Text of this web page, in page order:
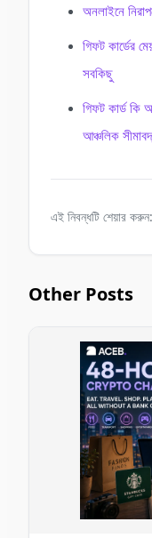
অনলাইনে
গিফট কার্ডের
সবকিছু
গিফট কার্ড
আঞ্চলিক
এই নিবন্ধটি শেয়ার করুন:
Other Posts